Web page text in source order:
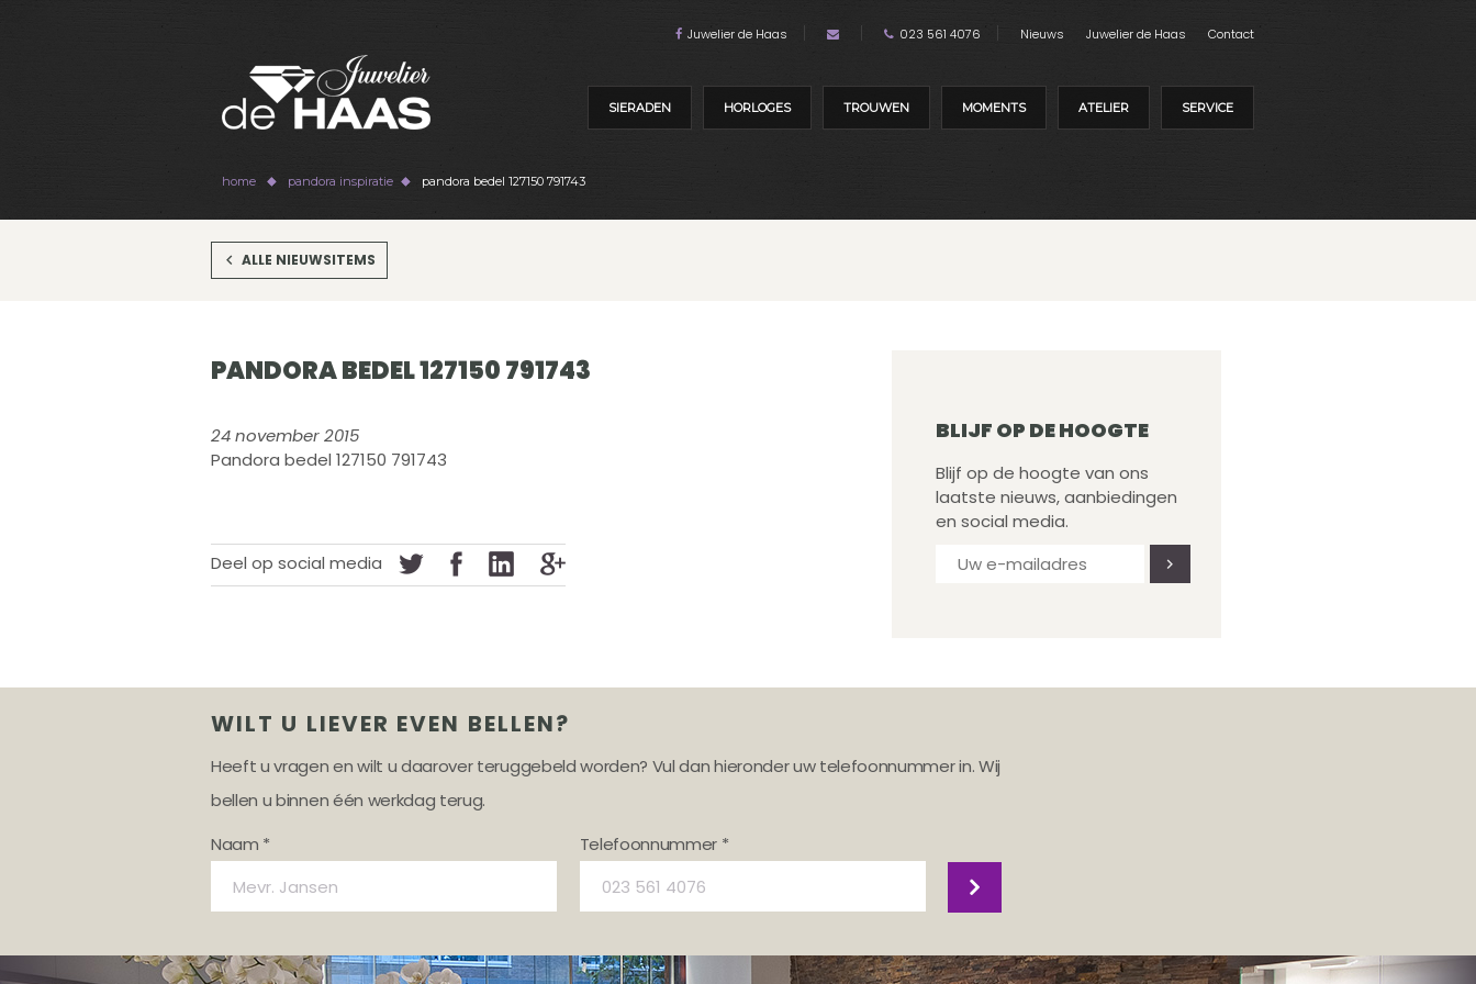
Juwelier de Haas 023 561 4076 Nieuws Juwelier de Haas Contact
SIERADEN HORLOGES TROUWEN MOMENTS ATELIER SERVICE
home pandora inspiratie pandora bedel 127150 791743
ALLE NIEUWSITEMS
PANDORA BEDEL 127150 791743
24 november 2015
Pandora bedel 127150 791743
Deel op social media
BLIJF OP DE HOOGTE
Blijf op de hoogte van ons
laatste nieuws, aanbiedingen
en social media.
WILT U LIEVER EVEN BELLEN?
Heeft u vragen en wilt u daarover teruggebeld worden? Vul dan hieronder uw telefoonnummer in. Wij
bellen u binnen één werkdag terug.
Naam *
Telefoonnummer *